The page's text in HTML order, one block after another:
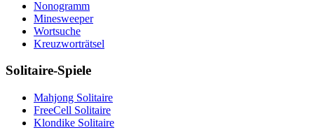
Nonogramm
Minesweeper
Wortsuche
Kreuzworträtsel
Solitaire-Spiele
Mahjong Solitaire
FreeCell Solitaire
Klondike Solitaire